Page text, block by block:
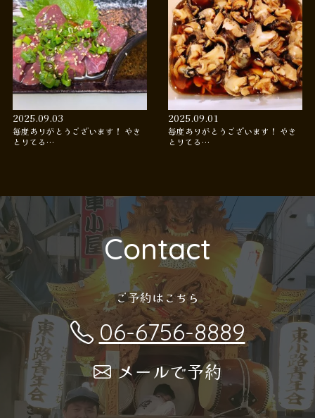
2025.09.03
毎度ありがとうございます！ やき
とりてる…
2025.09.01
毎度ありがとうございます！ やき
とりてる…
Contact
ご予約はこちら
06-6756-8889
メールで予約